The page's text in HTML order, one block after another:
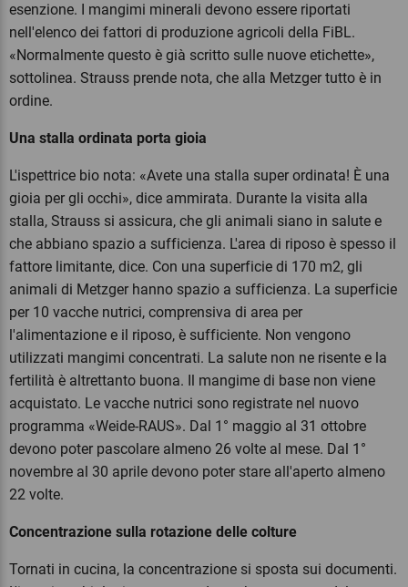
esenzione. I mangimi minerali devono essere riportati
nell'elenco dei fattori di produzione agricoli della FiBL.
«Normalmente questo è già scritto sulle nuove etichette»,
sottolinea. Strauss prende nota, che alla Metzger tutto è in
ordine.
Una stalla ordinata porta gioia
L'ispettrice bio nota: «Avete una stalla super ordinata! È una
gioia per gli occhi», dice ammirata. Durante la visita alla
stalla, Strauss si assicura, che gli animali siano in salute e
che abbiano spazio a sufficienza. L'area di riposo è spesso il
fattore limitante, dice. Con una superficie di 170 m2, gli
animali di Metzger hanno spazio a sufficienza. La superficie
per 10 vacche nutrici, comprensiva di area per
l'alimentazione e il riposo, è sufficiente. Non vengono
utilizzati mangimi concentrati. La salute non ne risente e la
fertilità è altrettanto buona. Il mangime di base non viene
acquistato. Le vacche nutrici sono registrate nel nuovo
programma «Weide-RAUS». Dal 1° maggio al 31 ottobre
devono poter pascolare almeno 26 volte al mese. Dal 1°
novembre al 30 aprile devono poter stare all'aperto almeno
22 volte.
Concentrazione sulla rotazione delle colture
Tornati in cucina, la concentrazione si sposta sui documenti.